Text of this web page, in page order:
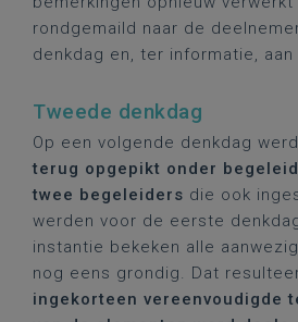
rondgemaild naar de
denkdag en, ter informatie,
Tweede denkdag
Op een volgende denkdag
terug opgepikt onder
twee begeleiders die ook
werden voor de eerste
instantie bekeken alle
nog eens grondig. Dat
ingekorteen vereenvoudigde